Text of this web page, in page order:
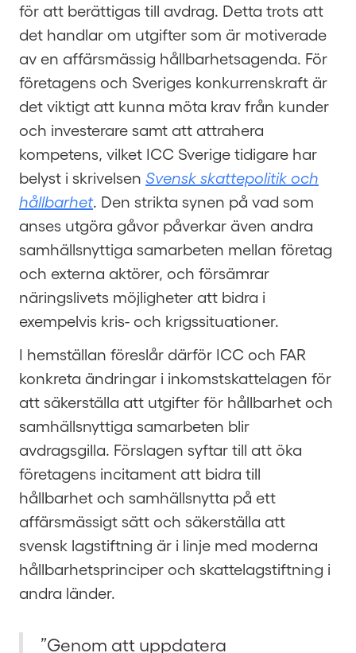
för att berättigas till avdrag. Detta trots att
det handlar om utgifter som är motiverade
av en affärsmässig hållbarhetsagenda. För
företagens och Sveriges konkurrenskraft är
det viktigt att kunna möta krav från kunder
och investerare samt att attrahera
kompetens, vilket ICC Sverige tidigare har
belyst i skrivelsen Svensk skattepolitik och
hållbarhet. Den strikta synen på vad som
anses utgöra gåvor påverkar även andra
samhällsnyttiga samarbeten mellan företag
och externa aktörer, och försämrar
näringslivets möjligheter att bidra i
exempelvis kris- och krigssituationer.
I hemställan föreslår därför ICC och FAR
konkreta ändringar i inkomstskattelagen för
att säkerställa att utgifter för hållbarhet och
samhällsnyttiga samarbeten blir
avdragsgilla. Förslagen syftar till att öka
företagens incitament att bidra till
hållbarhet och samhällsnytta på ett
affärsmässigt sätt och säkerställa att
svensk lagstiftning är i linje med moderna
hållbarhetsprinciper och skattelagstiftning i
andra länder.
”Genom att uppdatera